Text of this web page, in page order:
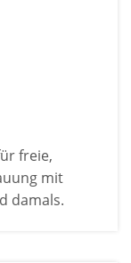
freie,
mit
damals.